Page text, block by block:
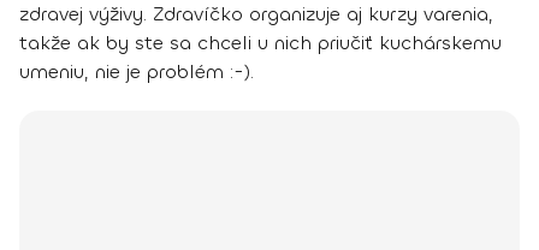
zdravej výživy. Zdravíčko organizuje aj kurzy varenia,
takže ak by ste sa chceli u nich priučiť kuchárskemu
umeniu, nie je problém :-).